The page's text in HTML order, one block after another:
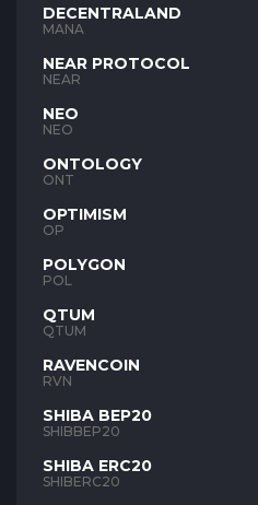
DECENTRALAND
MANA
NEAR PROTOCOL
NEAR
NEO
NEO
ONTOLOGY
ONT
OPTIMISM
OP
POLYGON
POL
QTUM
QTUM
RAVENCOIN
RVN
SHIBA BEP20
SHIBBEP20
SHIBA ERC20
SHIBERC20